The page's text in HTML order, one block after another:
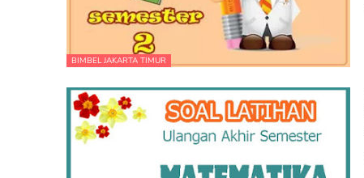
BIMBEL JAKARTA TIMUR